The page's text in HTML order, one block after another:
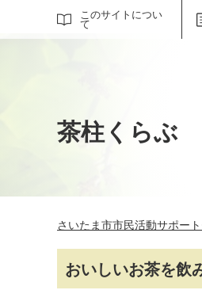
このサイトについ
て
サイト内検索
茶柱くらぶ
さいたま市市民活動サポー
おいしいお茶を飲